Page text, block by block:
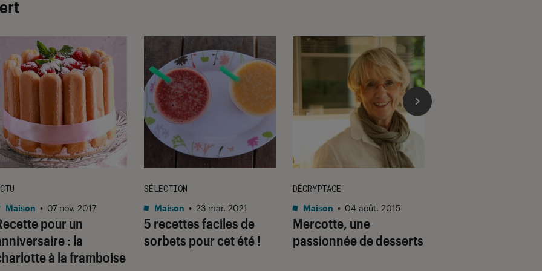
pour un
: la
à la framboise
Maison • 07 nov. 2017
5 recettes faciles de
sorbets pour cet été !
SÉLECTION
Maison • 23 mar. 2021
Mercotte, une
passionnée de desserts
DÉCRYPTAGE
Maison • 04 août. 2015